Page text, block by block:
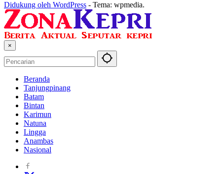
Didukung oleh WordPress - Tema: wpmedia.
×
Beranda
Tanjungpinang
Batam
Bintan
Karimun
Natuna
Lingga
Anambas
Nasional